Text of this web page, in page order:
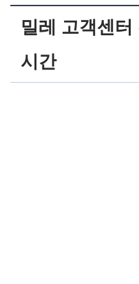
밀레 고객센
시간